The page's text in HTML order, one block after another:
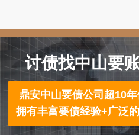
讨债找中山要
鼎安中山要债公司超10
拥有丰富要债经验+广泛